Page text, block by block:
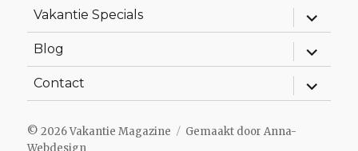
Vakantie Specials
Alles
Blog
Alles
Contact
Alles
© 2026Vakantie Magazine Gemaakt doorAnna-
Webdesign